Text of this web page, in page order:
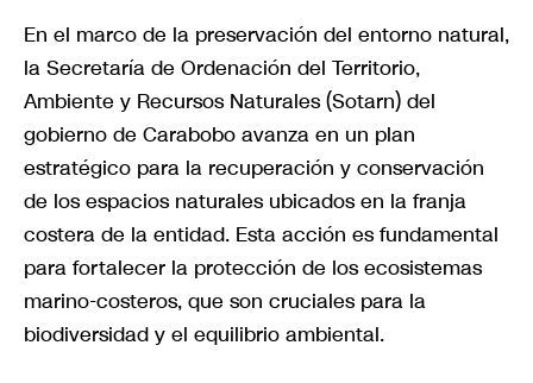
En el marco de la preservación del entorno natural,
la Secretaría de Ordenación del Territorio,
Ambiente y Recursos Naturales (Sotarn) del
gobierno de Carabobo avanza en un plan
estratégico para la recuperación y conservación
de los espacios naturales ubicados en la franja
costera de la entidad. Esta acción es fundamental
para fortalecer la protección de los ecosistemas
marino-costeros, que son cruciales para la
biodiversidad y el equilibrio ambiental.